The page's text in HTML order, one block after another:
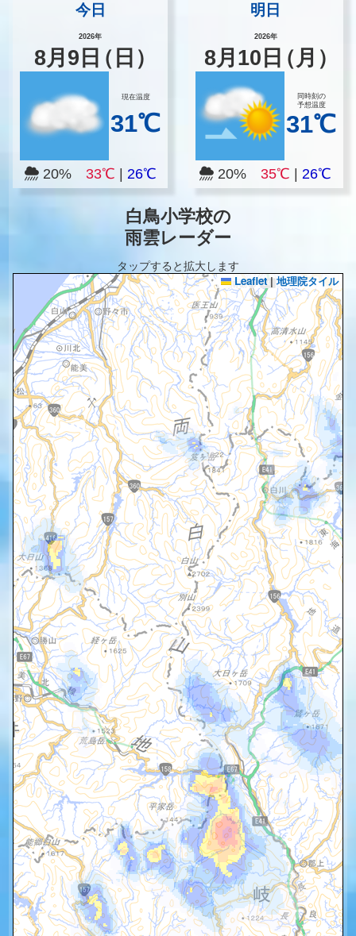
今日
2026年
8月 9 日（日）
現在温度
31℃
20% 33℃ 26℃
明日
2026年
8月 10 日（月）
同時刻の
予想温度
31℃
20% 35℃ |26℃
白鳥小学校の
雨雲レーダー
タップすると拡大します
Leaflet | 地理院タイル